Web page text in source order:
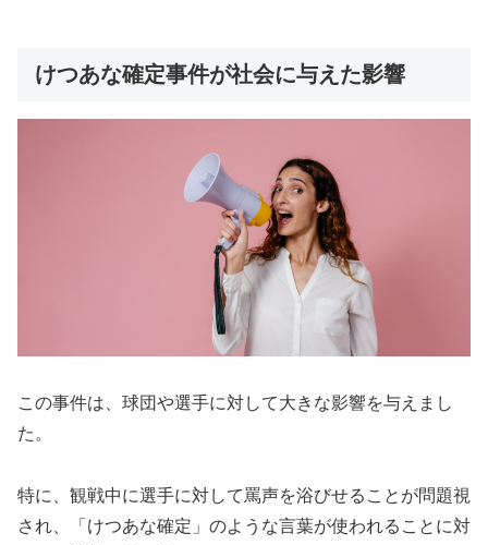
けつあな確定事件が社会に与えた影響
この事件は、球団や選手に対して大きな影響を与えまし
た。
特に、観戦中に選手に対して罵声を浴びせることが問題視
され、「けつあな確定」のような言葉が使われることに対